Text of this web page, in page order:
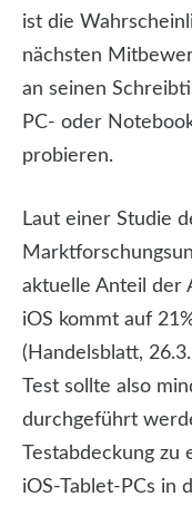
ist die
nächsten
an seinen
PC- oder
probieren.
Laut einer Studie
aktuelle Anteil der
iOS kommt auf
(Handelsblatt,
Test sollte also
durchgeführt
Testabdeckung zu
iOS-Tablet-PCs in